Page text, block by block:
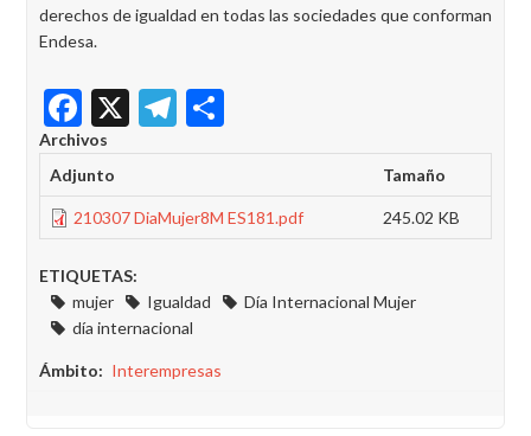
derechos de igualdad en todas las sociedades que conforman
Endesa.
Facebook
X Telegram
Archivos
Adjunto
Tamaño
210307 DiaMujer8M ES181.pdf 245.02 KB
ETIQUETAS:
mujer
Igualdad
Día Internacional Mujer
día internacional
Ámbito Interempresas